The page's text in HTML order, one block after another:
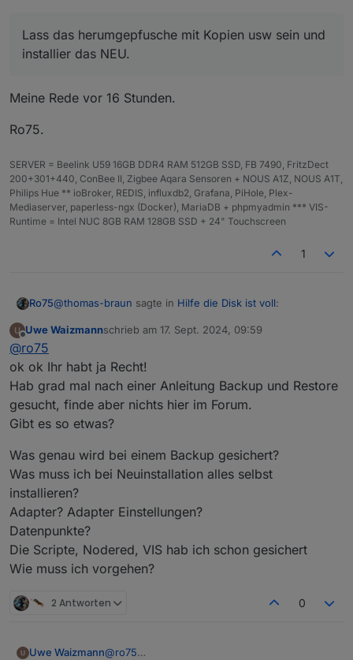
Lass das herumgepfusche mit Kopien usw sein
und installier das NEU.
Lass das herumgepfusche mit Kopien usw sein und
installier das NEU.
Meine Rede vor 16 Stunden.
Ro75.
SERVER = Beelink U59 16GB DDR4 RAM 512GB SSD, FB 7490, FritzDect
200+301+440, ConBee II, Zigbee Aqara Sensoren + NOUS A1Z, NOUS A1T,
Philips Hue ** ioBroker, REDIS, influxdb2, Grafana, PiHole, Plex-
Mediaserver, paperless-ngx (Docker), MariaDB + phpmyadmin *** VIS-
Runtime = Intel NUC 8GB RAM 128GB SSD + 24" Touchscreen
1
Ro75@thomas-braun sagte in Hilfe die Disk ist voll:
installier das NEU.
Meine Rede vor 16 Stunden.
Ro75.
Offline
Uwe Waizmannschrieb am 17. Sept. 2024, 09:59
zuletzt editiert von
@ro75
ok ok Ihr habt ja Recht!
Hab grad mal nach einer Anleitung Backup und Restore
gesucht, finde aber nichts hier im Forum.
Gibt es so etwas?
Was genau wird bei einem Backup gesichert?
Was muss ich bei Neuinstallation alles selbst
installieren?
Adapter? Adapter Einstellungen?
Datenpunkte?
Die Scripte, Nodered, VIS hab ich schon gesichert
Wie muss ich vorgehen?
2 Antworten 0
Uwe Waizmann@ro75